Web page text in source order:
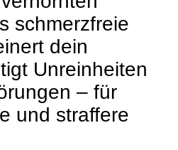
schmerzfreie
dein
Unreinheiten
– für
und straffere